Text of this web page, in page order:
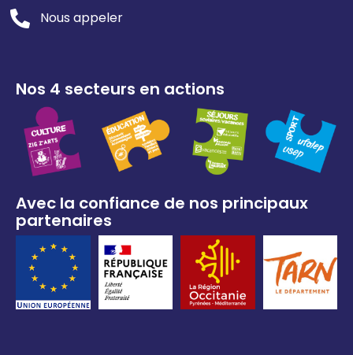
Nous appeler
Nos 4 secteurs en actions
Avec la confiance de nos principaux
partenaires